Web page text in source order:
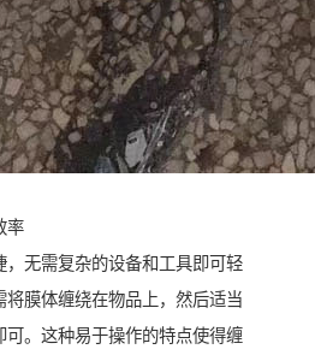
率
，无需复杂的设备和工具即可轻
膜体缠绕在物品上，然后适当
可。这种易于操作的特点使得缠